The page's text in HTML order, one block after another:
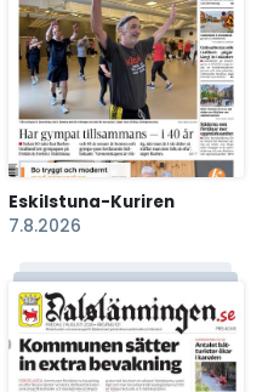
Eskilstuna-Kuriren
7.8.2026